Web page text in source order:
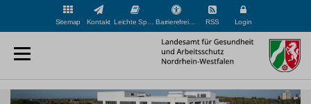
Sitemap Kontakt Barrierefreiheit RSS Login